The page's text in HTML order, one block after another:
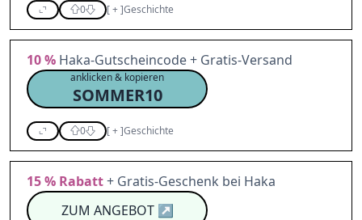
0 [+]Geschichte
10 % Haka-Gutscheincode + Gratis-Versand
anklicken & kopieren
SOMMER10
0 [+]Geschichte
15 % Rabatt+ Gratis-Geschenk bei Haka
ZUM ANGEBOT↗